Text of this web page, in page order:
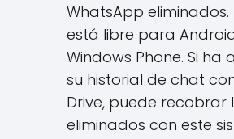
WhatsApp eliminados.
está libre para
Windows Phone. Si
su historial de chat
Drive, puede recobrar
eliminados con este